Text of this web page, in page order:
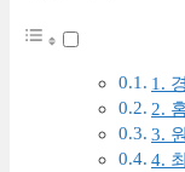
1.
2.
3.
4.